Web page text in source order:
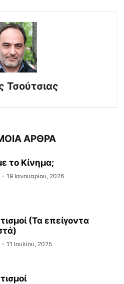
Τσούτσιας
ΑΡΘΡΑ
το Κίνημα;
- 19 Ιανουαρίου, 2026
(Τα επείγοντα
- 11 Ιουλίου, 2025